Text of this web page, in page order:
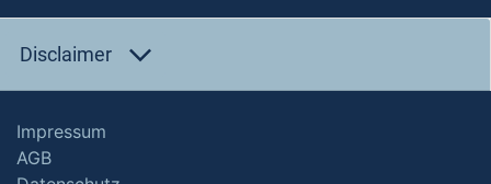
Disclaimer
Impressum
AGB